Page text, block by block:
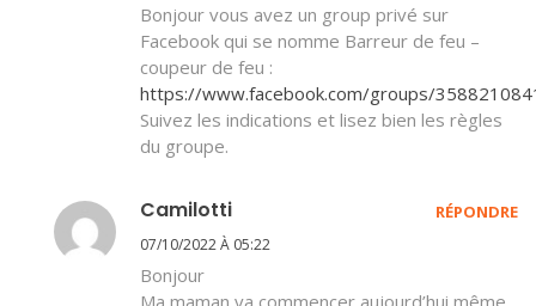
Bonjour vous avez un group privé sur
Facebook qui se nomme Barreur de feu –
coupeur de feu :
https://www.facebook.com/groups/
Suivez les indications et lisez bien les règles
du groupe.
Camilotti
07/10/2022 À 05:22
Bonjour
Ma maman va commencer aujourd’hui même
RÉPONDRE